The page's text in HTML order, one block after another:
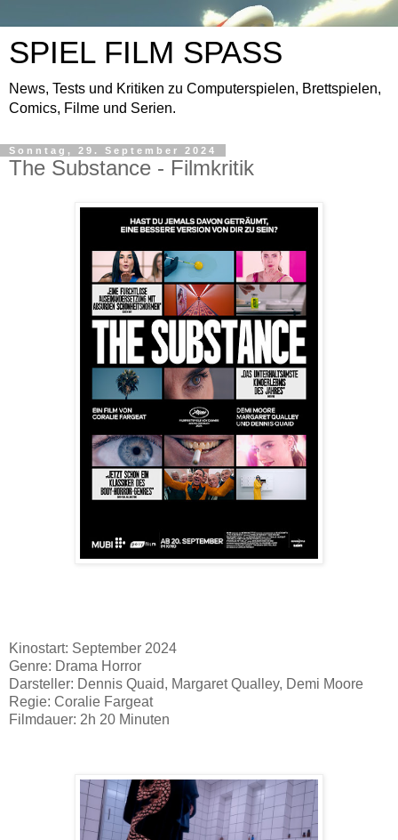
SPIEL FILM SPASS
News, Tests und Kritiken zu Computerspielen, Brettspielen,
Comics, Filme und Serien.
Sonntag, 29. September 2024
The Substance - Filmkritik
Kinostart: September 2024
Genre: Drama Horror
Darsteller: Dennis Quaid, Margaret Qualley, Demi Moore
Regie: Coralie Fargeat
Filmdauer: 2h 20 Minuten